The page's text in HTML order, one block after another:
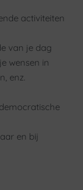
activiteiten
van je dag
wensen in
enz.
en bij